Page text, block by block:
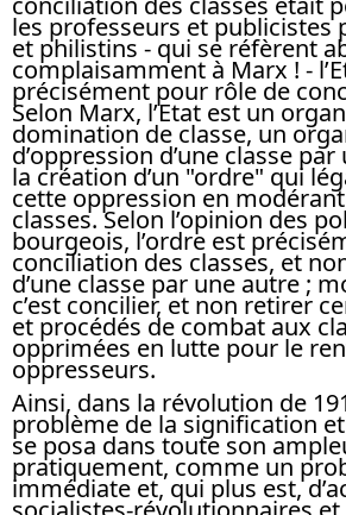
les professeurs et publicistes
et philistins - qui se réfèrent
complaisamment à Marx ! -
précisément pour rôle de
Selon Marx, l’Etat est un
domination de classe, un
d’oppression d’une classe par
la création d’un "ordre" qui
cette oppression en
classes. Selon l’opinion des
bourgeois, l’ordre est
conciliation des classes, et
d’une classe par une autre ;
c’est concilier, et non retirer
et procédés de combat aux
opprimées en lutte pour le
oppresseurs.
Ainsi, dans la révolution de
problème de la signification et
se posa dans toute son
pratiquement, comme un
immédiate et, qui plus est,